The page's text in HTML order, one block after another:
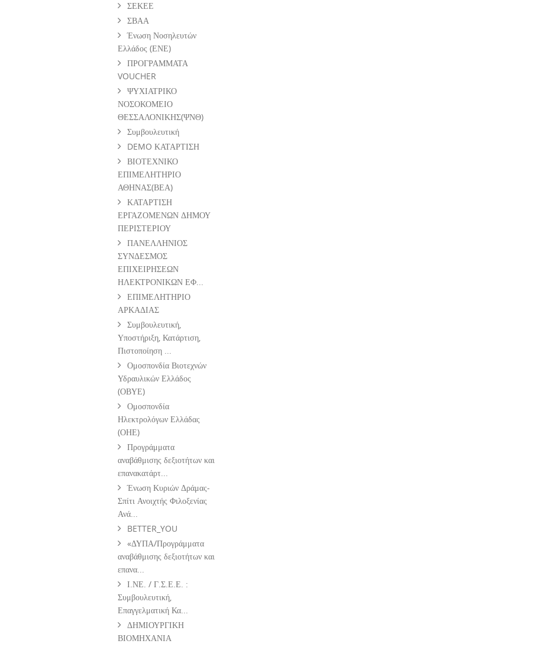
ΣΕΚΕΕ
ΣΒΑΑ
Ένωση Νοσηλευτών
Ελλάδος (ΕΝΕ)
ΠΡΟΓΡΑΜΜΑΤΑ
VOUCHER
ΨΥΧΙΑΤΡΙΚΟ
ΝΟΣΟΚΟΜΕΙΟ
ΘΕΣΣΑΛΟΝΙΚΗΣ(ΨΝΘ)
Συμβουλευτική
DEMO ΚΑΤΑΡΤΙΣΗ
ΒΙΟΤΕΧΝΙΚΟ
ΕΠΙΜΕΛΗΤΗΡΙΟ
ΑΘΗΝΑΣ(ΒΕΑ)
ΚΑΤΑΡΤΙΣΗ
ΕΡΓΑΖΟΜΕΝΩΝ ΔΗΜΟΥ
ΠΕΡΙΣΤΕΡΙΟΥ
ΠΑΝΕΛΛΗΝΙΟΣ
ΣΥΝΔΕΣΜΟΣ
ΕΠΙΧΕΙΡΗΣΕΩΝ
ΗΛΕΚΤΡΟΝΙΚΩΝ ΕΦ...
ΕΠΙΜΕΛΗΤΗΡΙΟ
ΑΡΚΑΔΙΑΣ
Συμβουλευτική,
Υποστήριξη, Κατάρτιση,
Πιστοποίηση ...
Ομοσπονδία Βιοτεχνών
Υδραυλικών Ελλάδος
(ΟΒΥΕ)
Ομοσπονδία
Ηλεκτρολόγων Ελλάδας
(ΟΗΕ)
Προγράμματα
αναβάθμισης δεξιοτήτων και
επανακατάρτ...
Ένωση Κυριών Δράμας-
Σπίτι Ανοιχτής Φιλοξενίας
Ανά...
BETTER_YOU
«ΔΥΠΑ/Προγράμματα
αναβάθμισης δεξιοτήτων και
επανα...
Ι.ΝΕ. / Γ.Σ.Ε.Ε. :
Συμβουλευτική,
Επαγγελματική Κα...
ΔΗΜΙΟΥΡΓΙΚΗ
ΒΙΟΜΗΧΑΝΙΑ